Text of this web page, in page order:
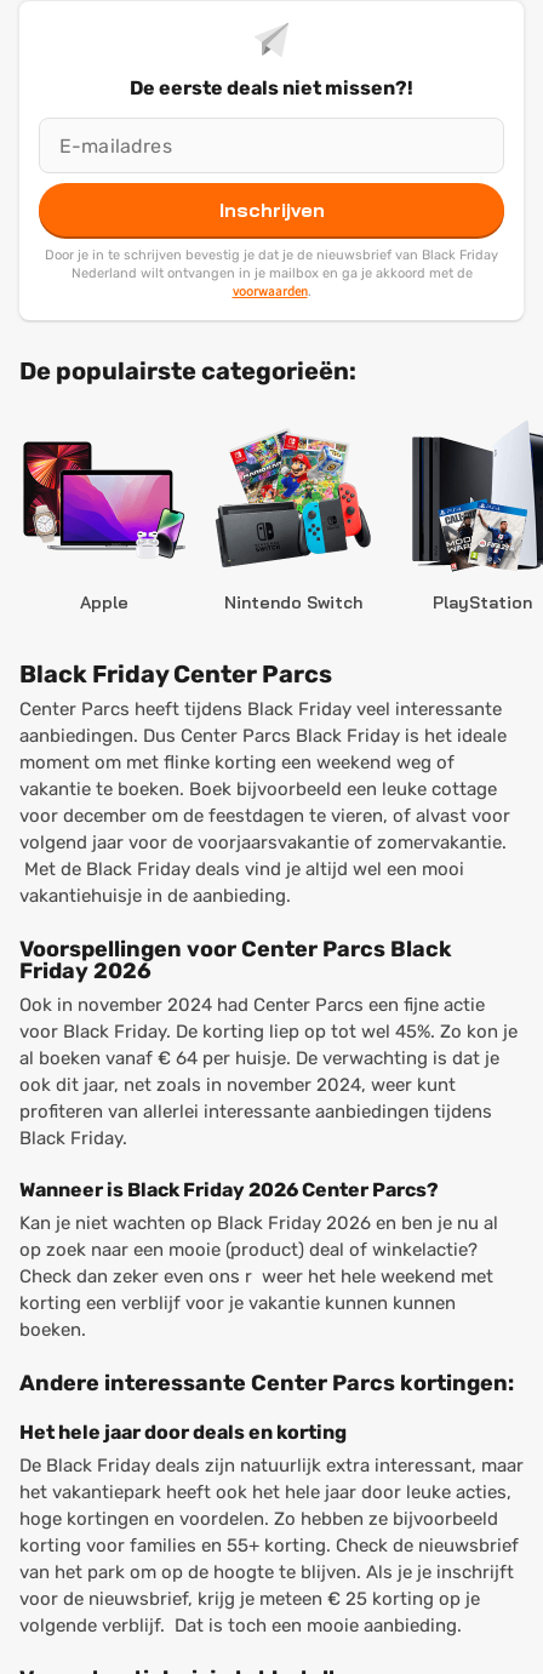
De eerste deals niet missen?!
Inschrijven
Door je in te schrijven bevestig je dat je de nieuwsbrief van Black Friday
Nederland wilt ontvangen in je mailbox en ga je akkoord met de
voorwaarden.
De populairste categorieën:
Apple Nintendo Switch PlayStation
Black Friday Center Parcs
Center Parcs heeft tijdens Black Friday veel interessante
aanbiedingen. Dus Center Parcs Black Friday is het ideale
moment om met flinke korting een weekend weg of
vakantie te boeken. Boek bijvoorbeeld een leuke cottage
voor december om de feestdagen te vieren, of alvast voor
volgend jaar voor de voorjaarsvakantie of zomervakantie.
Met de Black Friday deals vind je altijd wel een mooi
vakantiehuisje in de aanbieding.
Voorspellingen voor Center Parcs Black
Friday 2026
Ook in november 2024 had Center Parcs een fijne actie
voor Black Friday. De korting liep op tot wel 45%. Zo kon je
al boeken vanaf € 64 per huisje. De verwachting is dat je
ook dit jaar, net zoals in november 2024, weer kunt
profiteren van allerlei interessante aanbiedingen tijdens
Black Friday.
Wanneer is Black Friday 2026 Center Parcs?
Kan je niet wachten op Black Friday 2026 en ben je nu al
op zoek naar een mooie (product) deal of winkelactie?
Check dan zeker even ons r weer het hele weekend met
korting een verblijf voor je vakantie kunnen kunnen
boeken.
Andere interessante Center Parcs kortingen:
Het hele jaar door deals en korting
De Black Friday deals zijn natuurlijk extra interessant, maar
het vakantiepark heeft ook het hele jaar door leuke acties,
hoge kortingen en voordelen. Zo hebben ze bijvoorbeeld
korting voor families en 55+ korting. Check de nieuwsbrief
van het park om op de hoogte te blijven. Als je je inschrijft
voor de nieuwsbrief, krijg je meteen € 25 korting op je
volgende verblijf. Dat is toch een mooie aanbieding.